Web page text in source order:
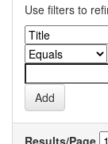
Use filters to
Results/Page